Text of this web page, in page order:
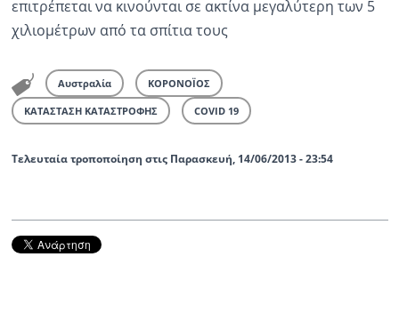
Πολιτισμός
επιτρέπεται να κινούνται σε ακτίνα μεγαλύτερη των 5
χιλιομέτρων από τα σπίτια τους
Αυστραλία ΚΟΡΟΝΟΪΟΣ
ΚΑΤΑΣΤΑΣΗ ΚΑΤΑΣΤΡΟΦΗΣ COVID 19
Τελευταία τροποποίηση στις Παρασκευή, 14/06/2013 - 23:54